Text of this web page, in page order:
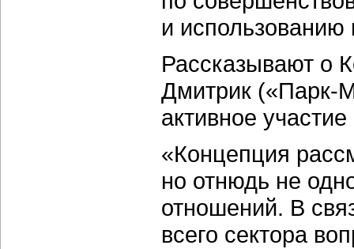
и
Рассказывают о
Дмитрик («Парк-
активное
«Концепция
но отнюдь не
отношений. В
всего сектора